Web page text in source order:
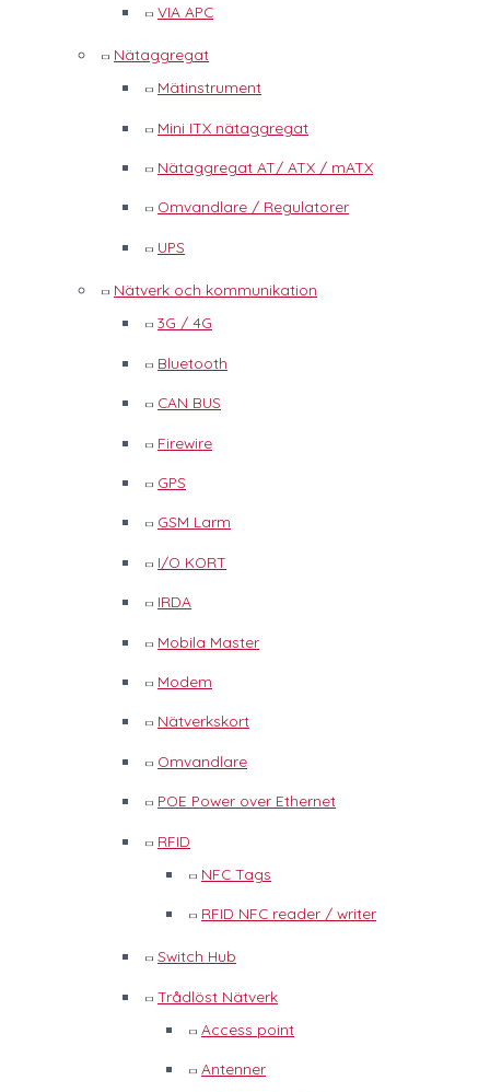
VIA APC
Nätaggregat
Mätinstrument
Mini ITX nätaggregat
Nätaggregat AT/ ATX / mATX
Omvandlare / Regulatorer
UPS
Nätverk och kommunikation
3G / 4G
Bluetooth
CAN BUS
Firewire
GPS
GSM Larm
I/O KORT
IRDA
Mobila Master
Modem
Nätverkskort
Omvandlare
POE Power over Ethernet
RFID
NFC Tags
RFID NFC reader / writer
Switch Hub
Trådlöst Nätverk
Access point
Antenner